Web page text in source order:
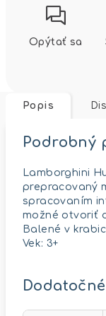
Opýtať sa
Popis
Podrobný
Lamborghini
prepracovaný
spracovaním
možné otvoriť
Balené v
Vek: 3+